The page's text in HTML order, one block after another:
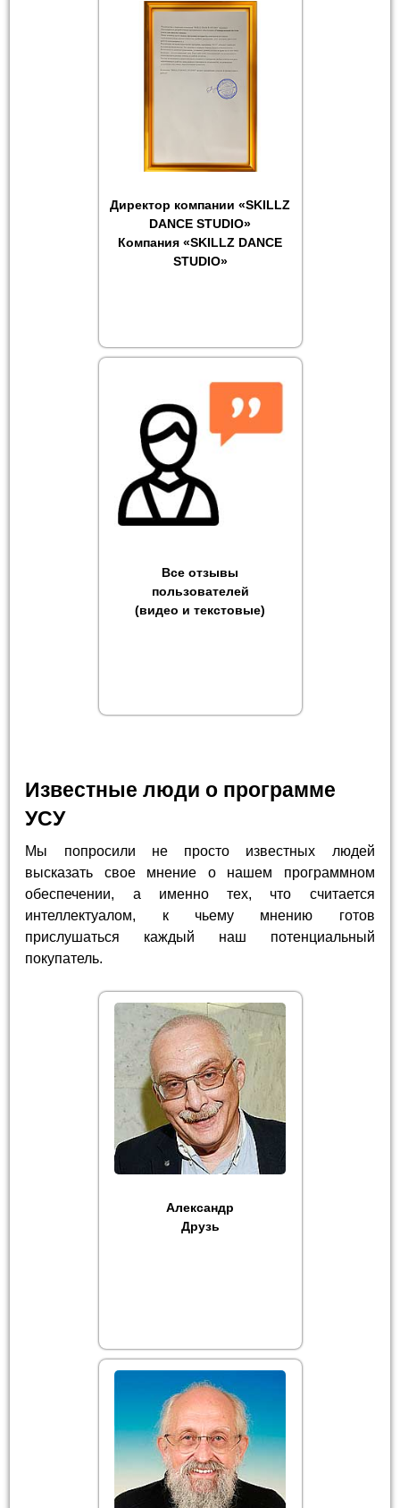
Директор компании «SKILLZ
DANCE STUDIO»
Компания «SKILLZ DANCE
STUDIO»
Все отзывы
пользователей
(видео и текстовые)
Известные люди о программе
УСУ
Мы попросили не просто известных людей
высказать свое мнение о нашем программном
обеспечении, а именно тех, что считается
интеллектуалом, к чьему мнению готов
прислушаться каждый наш потенциальный
покупатель.
Александр
Друзь